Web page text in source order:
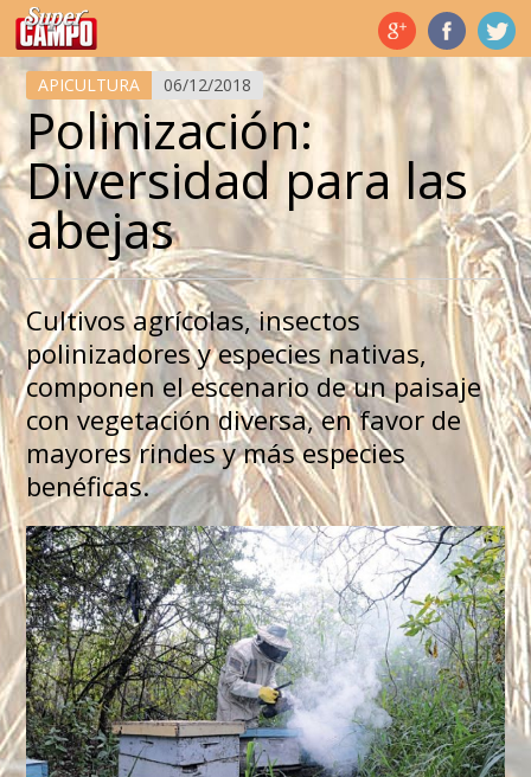
Temas de hoy
APICULTURA 06/12/2018
Polinización:
Diversidad para las
abejas
Cultivos agrícolas, insectos
polinizadores y especies nativas,
componen el escenario de un paisaje
con vegetación diversa, en favor de
mayores rindes y más especies
benéficas.